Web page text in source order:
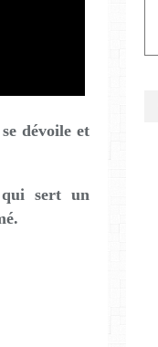
se dévoile et
qui sert un